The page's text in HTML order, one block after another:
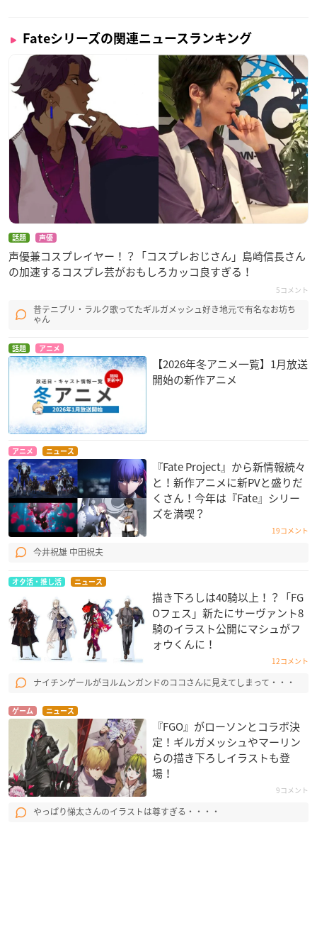
Fateシリーズの関連ニュースランキング
話題 声優
声優兼コスプレイヤー！？「コスプレおじさん」島崎信長さん
の加速するコスプレ芸がおもしろカッコ良すぎる！
5コメント
昔テニプリ・ラルク歌ってたギルガメッシュ好き地元で有名なお坊ち
ゃん
話題 アニメ
【2026年冬アニメ一覧】1月放送
開始の新作アニメ
アニメ ニュース
『Fate Project』から新情報続々
と！新作アニメに新PVと盛りだ
くさん！今年は『Fate』シリー
ズを満喫？
19コメント
今井祝雄 中田祝夫
オタ活・推し活 ニュース
描き下ろしは40騎以上！？「FG
Oフェス」新たにサーヴァント8
騎のイラスト公開にマシュがフ
ォウくんに！
12コメント
ナイチンゲールがヨルムンガンドのココさんに見えてしまって・・・
ゲーム ニュース
『FGO』がローソンとコラボ決
定！ギルガメッシュやマーリン
らの描き下ろしイラストも登
場！
9コメント
やっぱり悌太さんのイラストは尊すぎる・・・・